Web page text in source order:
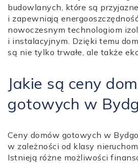
budowlanych, które są
i zapewniają
nowoczesnym technologiom
i instalacyjnym. Dzięki temu
są nie tylko trwałe, ale także
Jakie są ceny
gotowych w
Ceny domów gotowych w
w zależności od klasy
Istnieją różne możliwości